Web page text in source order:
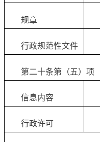
规章
行政规范性文件
第二十条第（五）项
信息内容
行政许可